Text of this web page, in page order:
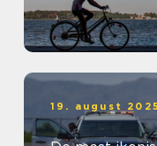
19. august 2025